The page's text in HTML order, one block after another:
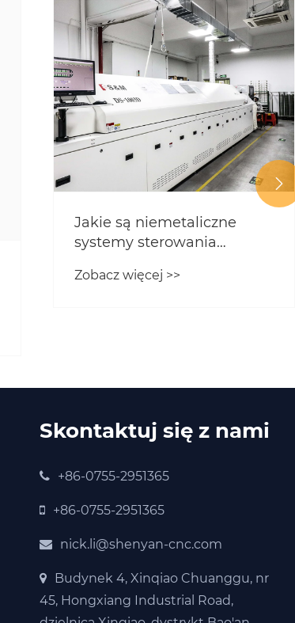
Jakie są niemetaliczne
systemy sterowania
Zobacz więcej >>

Skontaktuj się z nami
+86-0755-2951365
+86-0755-2951365
nick.li@shenyan-cnc.com
Budynek 4, Xinqiao Chuanggu, nr
45, Hongxiang Industrial Road,